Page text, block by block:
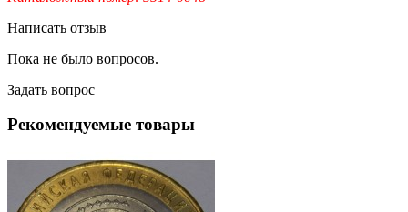
Написать отзыв
Пока не было вопросов.
Задать вопрос
Рекомендуемые товары